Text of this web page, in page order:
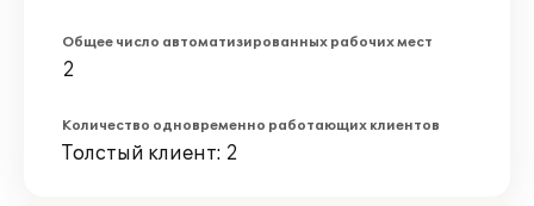
Общее число автоматизированных рабочих мест
2
Количество одновременно работающих клиентов
Толстый клиент: 2